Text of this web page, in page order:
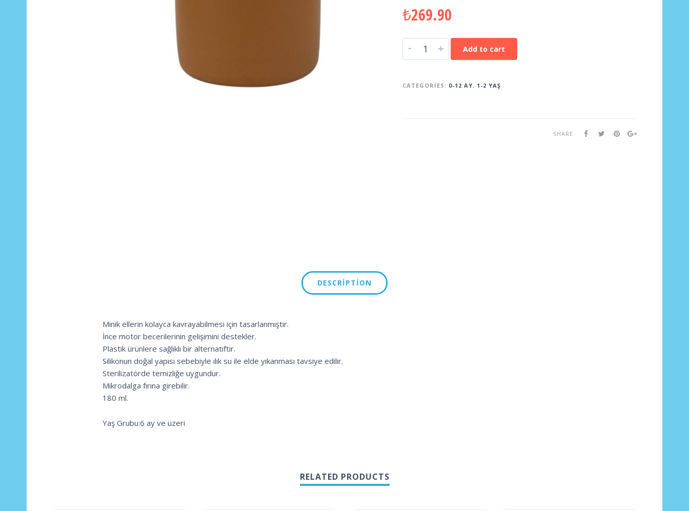
₺269.90
- + Add to cart
CATEGORIES: 0-12 AY, 1-2 YAŞ
SHARE
DESCRIPTION
Minik ellerin kolayca kavrayabilmesi için tasarlanmıştır.
İnce motor becerilerinin gelişimini destekler.
Plastik ürünlere sağlıklı bir alternatiftir.
Silikonun doğal yapısı sebebiyle ılık su ile elde yıkanması tavsiye edilir.
Sterilizatörde temizliğe uygundur.
Mikrodalga fırına girebilir.
180 ml.
Yaş Grubu:6 ay ve üzeri
RELATED PRODUCTS